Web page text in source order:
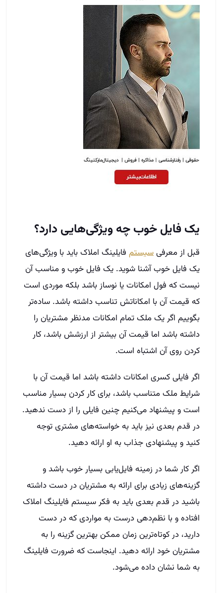
یک فایل خوب چه ویژگی‌هایی دارد؟
قبل از معرفیسیستم فایلینگ املاک باید با ویژگی‌های
یک فایل خوب آشنا شوید. یک فایل خوب و مناسب آن
نیست که فول امکانات یا نوساز باشد بلکه موردی است
که قیمت آن با امکاناتش تناسب داشته باشد. ساده‌تر
بگوییم اگر یک ملک تمام امکانات مدنظر مشتریان را
داشته باشد اما قیمت آن بیشتر از ارزشش باشد، کار
کردن روی آن اشتباه است.
اگر فایلی کسری امکانات داشته باشد اما قیمت آن با
شرایط ملک متناسب باشد، برای کار کردن بسیار مناسب
است و پیشنهاد می‌کنیم چنین فایلی را از دست ندهید.
در قدم بعدی نیز باید به خواسته‌های مشتری توجه
کنید و پیشنهادی جذاب به او ارائه دهید.
اگر کار شما در زمینه فایل‌یابی بسیار خوب باشد و
گزینه‌های زیادی برای ارائه به مشتریان در دست داشته
باشید در قدم بعدی باید به فکر سیستم فایلینگ املاک
افتاده و با نظم‌دهی درست به مواردی که در دست
دارید، در کوتاه‌ترین زمان ممکن بهترین گزینه را به
مشتریان خود ارائه دهید. اینجاست که ضرورت فایلینگ
به شما نشان داده می‌شود.